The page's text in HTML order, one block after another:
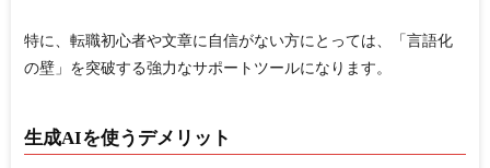
特に、転職初心者や文章に自信がない方にとっては、
「言語化
の壁」を突破する強力なサポートツールになります。
生成AIを使うデメリット